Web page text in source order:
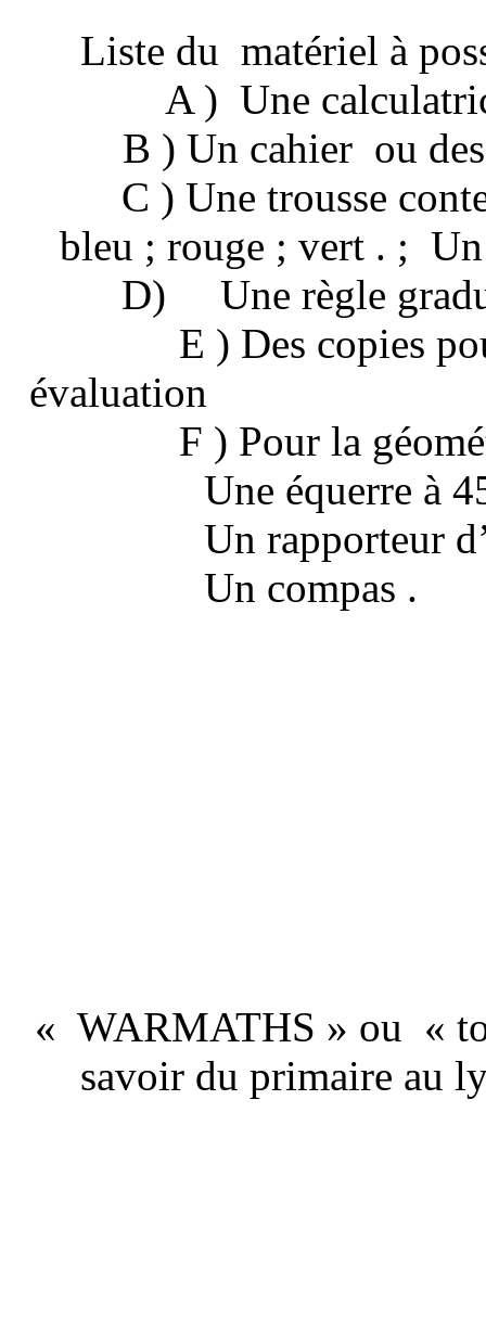
Liste du matériel à
A ) Une
B ) Un cahier ou des
C ) Une trousse
bleu ; rouge ; vert . ;
D)
Une règle
E ) Des copies
évaluation
F ) Pour la
Une équerre à
Un rapporteur
Un compas .
« WARMATHS » ou «
savoir du primaire au